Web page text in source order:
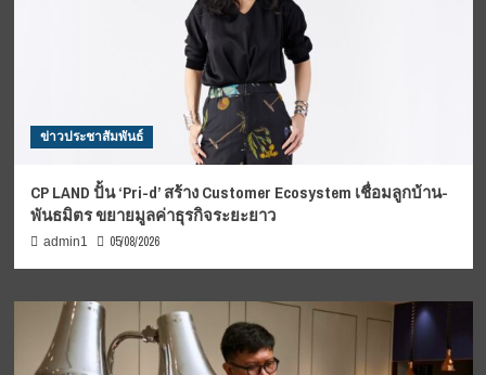
ข่าวประชาสัมพันธ์
CP LAND ปั้น ‘Pri-d’ สร้าง Customer Ecosystem เชื่อมลูกบ้าน-
พันธมิตร ขยายมูลค่าธุรกิจระยะยาว
admin1 05/08/2026